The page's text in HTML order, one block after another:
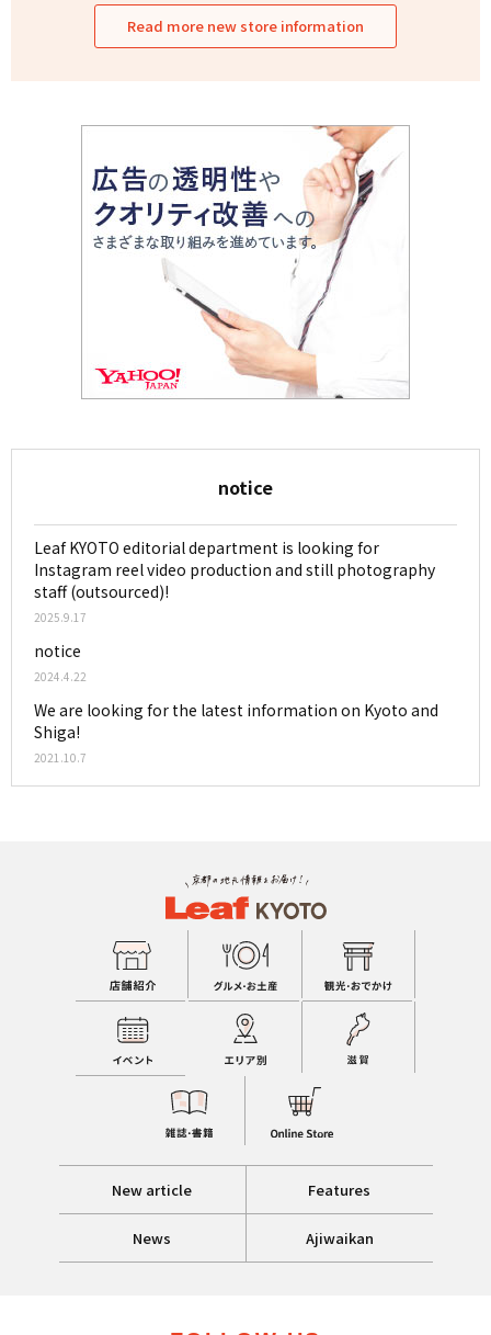
Read more new store information
notice
Leaf KYOTO editorial department is looking for
Instagram reel video production and still photography
staff (outsourced)!
2025.9.17
notice
2024.4.22
We are looking for the latest information on Kyoto and
Shiga!
2021.10.7
New article Features
News Ajiwaikan